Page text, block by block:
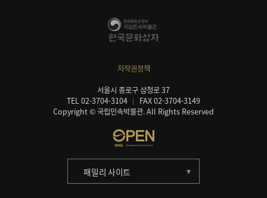
저작권정책
서울시 종로구 삼청로 37
TEL 02-3704-3104
FAX 02-3704-3149
Copyright © 국립민속박물관. All Rights Reserved
패밀리 사이트